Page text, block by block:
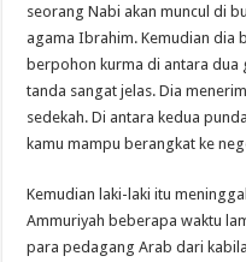
seorang Nabi akan muncul di
agama Ibrahim. Kemudian dia
berpohon kurma di antara dua
tanda sangat jelas. Dia
sedekah. Di antara kedua
kamu mampu berangkat ke
Kemudian laki-laki itu
Ammuriyah beberapa waktu
para pedagang Arab dari